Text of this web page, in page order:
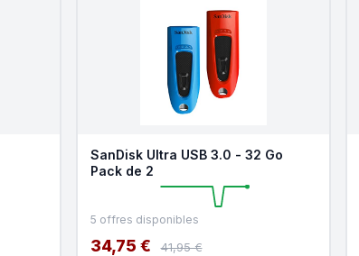
SanDisk Ultra USB 3.0 - 32 Go
Pack de 2
5 offres disponibles
34,75 € 41,95 €